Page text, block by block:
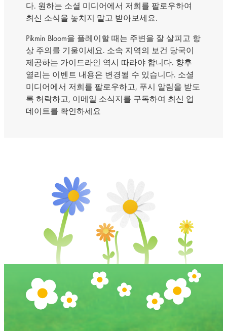
다. 원하는 소셜 미디어에서 저희를 팔로우하여
최신 소식을 놓치지 말고 받아보세요.
Pikmin Bloom을 플레이할 때는 주변을 잘 살피고 항
상 주의를 기울이세요. 소속 지역의 보건 당국이
제공하는 가이드라인 역시 따라야 합니다. 향후
열리는 이벤트 내용은 변경될 수 있습니다. 소셜
미디어에서 저희를 팔로우하고, 푸시 알림을 받도
록 허락하고, 이메일 소식지를 구독하여 최신 업
데이트를 확인하세요